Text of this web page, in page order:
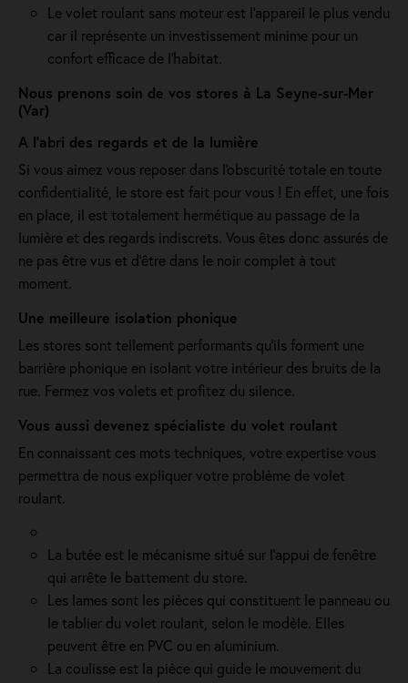
Le volet roulant sans moteur est l'appareil le plus vendu
car il représente un investissement minime pour un
confort efficace de l'habitat.
Nous prenons soin de vos stores à La Seyne-sur-Mer
(Var)
A l'abri des regards et de la lumière
Si vous aimez vous reposer dans l'obscurité totale en toute
confidentialité, le store est fait pour vous ! En effet, une fois
en place, il est totalement hermétique au passage de la
lumière et des regards indiscrets. Vous êtes donc assurés de
ne pas être vus et d’être dans le noir complet à tout
moment.
Une meilleure isolation phonique
Les stores sont tellement performants qu’ils forment une
barrière phonique en isolant votre intérieur des bruits de la
rue. Fermez vos volets et profitez du silence.
Vous aussi devenez spécialiste du volet roulant
En connaissant ces mots techniques, votre expertise vous
permettra de nous expliquer votre problème de volet
roulant.
La butée est le mécanisme situé sur l’appui de fenêtre
qui arrête le battement du store.
Les lames sont les pièces qui constituent le panneau ou
le tablier du volet roulant, selon le modèle. Elles
peuvent être en PVC ou en aluminium.
La coulisse est la pièce qui guide le mouvement du